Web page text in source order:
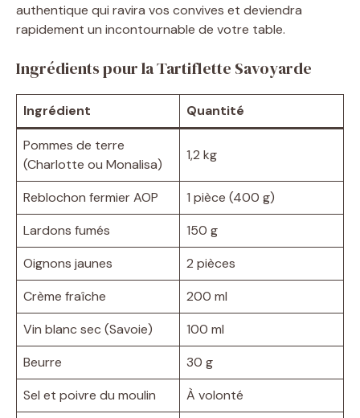
authentique qui ravira vos convives et deviendra
rapidement un incontournable de votre table.
Ingrédients pour la Tartiflette Savoyarde
Ingrédient Quantité
Pommes de terre
(Charlotte ou Monalisa)
1,2 kg
Reblochon fermier AOP
1 pièce (400 g)
Lardons fumés
150 g
Oignons jaunes
2 pièces
Crème fraîche
200 ml
Vin blanc sec (Savoie)
100 ml
Beurre
30 g
Sel et poivre du moulin
À volonté